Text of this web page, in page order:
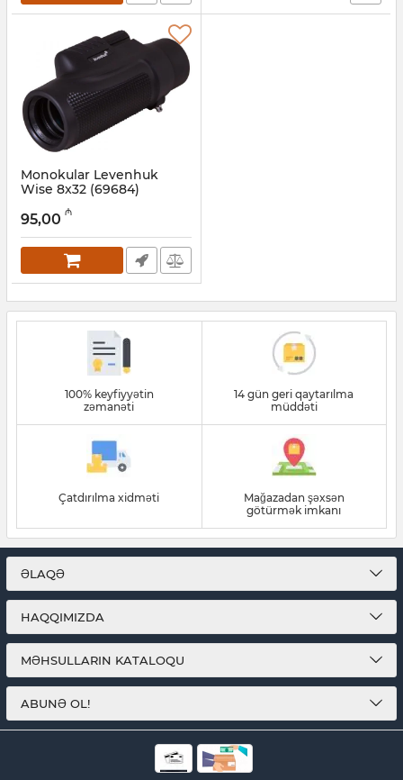
Monokular Levenhuk
Wise 8x32 (69684)
017026289
95,00 ₼
100% keyfiyyətin
zəmanəti
14 gün geri qaytarılma
müddəti
Çatdırılma xidməti
Mağazadan şəxsən
götürmək imkanı
ƏLAQƏ
HAQQIMIZDA
MƏHSULLARIN KATALOQU
ABUNƏ OL!